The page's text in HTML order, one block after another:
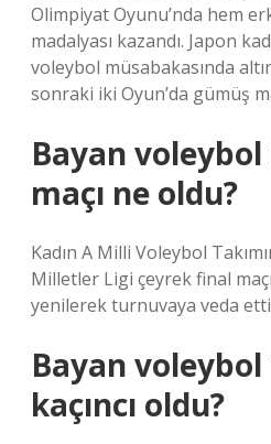
Olimpiyat Oyunu’nda hem
madalyası kazandı. Japon
voleybol müsabakasında
sonraki iki Oyun’da gümüş
Bayan
maçı ne oldu?
Kadın A Milli Voleybol
Milletler Ligi çeyrek final
yenilerek turnuvaya veda
Bayan voleybol
kaçıncı oldu?